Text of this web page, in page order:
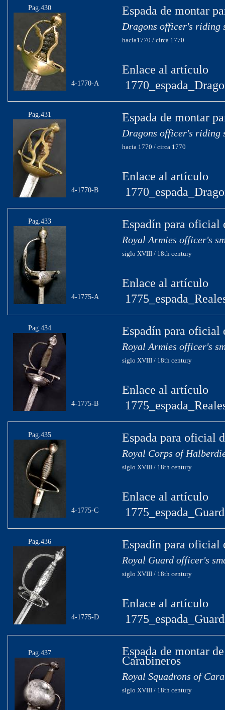
Pag.430
4-1770-A
Espada de montar
Dragons officer's riding
hacia1770 / circa 1770
Enlace al artículo
Pag.431
4-1770-B
Espada de montar
Dragons officer's riding
hacia 1770 / circa 1770
Enlace al artículo
Pag.433
4-1775-A
Espadín para oficial
Royal Armies officer's
siglo XVIII / 18th century
Enlace al artículo
Pag.434
4-1775-B
Espadín para oficial
Royal Armies officer's
siglo XVIII / 18th century
Enlace al artículo
Pag.435
4-1775-C
Espada para oficial
Royal Corps of
siglo XVIII / 18th century
Enlace al artículo
Pag.436
4-1775-D
Espadín para oficial
Royal Guard officer's
siglo XVIII / 18th century
Enlace al artículo
Pag.437 Espada de montar
Carabineros
Royal Squadrons of
siglo XVIII / 18th century